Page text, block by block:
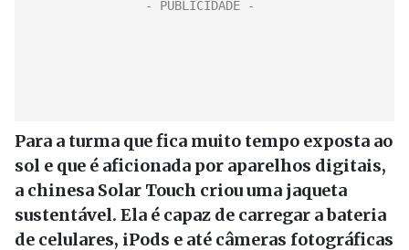
Para a turma que fica muito tempo exposta ao
sol e que é aficionada por aparelhos digitais,
a chinesa Solar Touch criou uma jaqueta
sustentável. Ela é capaz de carregar a bateria
de celulares, iPods e até câmeras fotográficas